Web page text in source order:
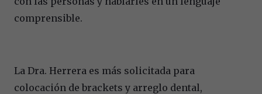
comprensible.
La Dra. Herrera es más solicitada para
colocación de brackets y arreglo dental,